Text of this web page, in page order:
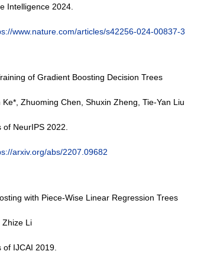
Intelligence 2024
www.nature.com/articles/s42256-024-00837-3
of Gradient Boosting Decision Trees
Ke*, Zhuoming Chen, Shuxin Zheng, Tie-Yan Liu
of NeurIPS 2022
arxiv.org/abs/2207.09682
with Piece-Wise Linear Regression Trees
Zhize Li
of IJCAI 2019